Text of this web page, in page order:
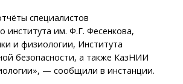
специалистов
института им. Ф.Г. Фесенкова,
и физиологии, Института
безопасности, а также КазНИИ
— сообщили в инстанции.